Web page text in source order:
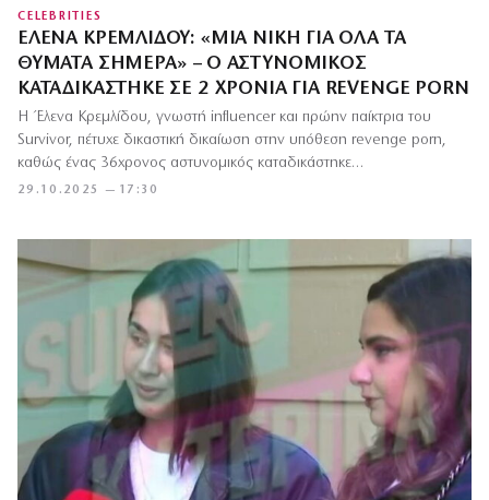
CELEBRITIES
ΈΛΕΝΑ ΚΡΕΜΛΊΔΟΥ: «ΜΙΑ ΝΊΚΗ ΓΙΑ ΌΛΑ ΤΑ
ΘΎΜΑΤΑ ΣΉΜΕΡΑ» – Ο ΑΣΤΥΝΟΜΙΚΌΣ
ΚΑΤΑΔΙΚΆΣΤΗΚΕ ΣΕ 2 ΧΡΌΝΙΑ ΓΙΑ REVENGE PORN
29.10.2025 — 17:30
Η Έλενα Κρεμλίδου, γνωστή influencer και πρώην παίκτρια του
Survivor, πέτυχε δικαστική δικαίωση στην υπόθεση revenge porn,
καθώς ένας 36χρονος αστυνομικός καταδικάστηκε…